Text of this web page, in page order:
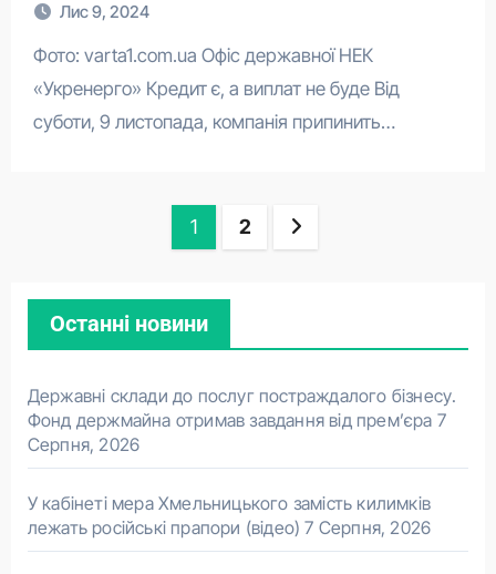
Лис 9, 2024
Фото: varta1.com.ua Офіс державної НЕК
«Укренерго» Кредит є, а виплат не буде Від
суботи, 9 листопада, компанія припинить…
1 2
Останні новини
Державні склади до послуг постраждалого бізнесу.
Фонд держмайна отримав завдання від прем’єра 7
Серпня, 2026
У кабінеті мера Хмельницького замість килимків
лежать російські прапори (відео) 7 Серпня, 2026